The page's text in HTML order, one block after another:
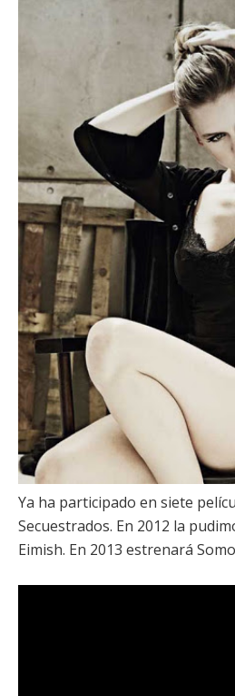
Ya ha participado en siete
Secuestrados. En 2012 la
Eimish. En 2013 estrenará